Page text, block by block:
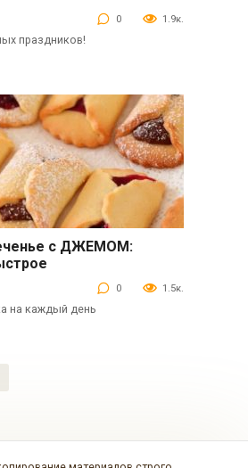
0 1.9к.
праздников!
с ДЖЕМОМ:
0 1.5к.
на каждый день